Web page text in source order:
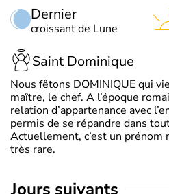
Dernier
croissant de Lune
Saint Dominique
Nous fêtons DOMINIQUE qui
maître, le chef. A l’époque
relation d’appartenance avec
permis de se répandre dans
Actuellement, c’est un prénom
très rare.
jours suivants